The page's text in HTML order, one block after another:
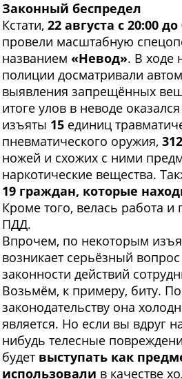
Законный беспредел
Кстати, 22 августа с 20:00 до
провели масштабную
названием «Невод». В ходе
полиции досматривали
выявления запрещённых
итоге улов в неводе
изъяты 15 единиц
пневматического оружия, 312
ножей и схожих с ними
наркотические вещества.
19 граждан, которые
Кроме того, велась работа
ПДД.
Впрочем, по некоторым
возникает серьёзный
законности действий
Возьмём, к примеру, биту.
законодательству она
является. Но если вы вдруг
нибудь телесные
будет выступать как
использовали в качестве